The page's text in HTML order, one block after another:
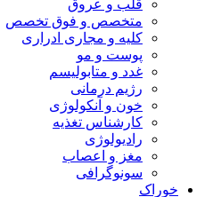
قلب و عروق
متخصص و فوق تخصص
کلیه و مجاری ادراری
پوست و مو
غدد و متابولیسم
رژیم درمانی
خون و آنکولوژی
کارشناس تغذیه
رادیولوژی
مغز و اعصاب
سونوگرافی
خوراک